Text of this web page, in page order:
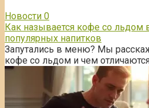
Новости 0
Как называется кофе со льдом
популярных напитков
Запутались в меню? Мы
кофе со льдом и чем